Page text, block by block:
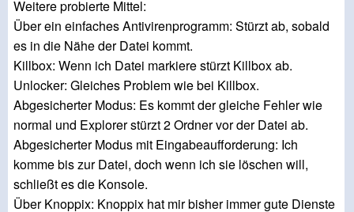
Weitere probierte Mittel:
Über ein einfaches Antivirenprogramm: Stürzt ab, sobald
es in die Nähe der Datei kommt.
Killbox: Wenn ich Datei markiere stürzt Killbox ab.
Unlocker: Gleiches Problem wie bei Killbox.
Abgesicherter Modus: Es kommt der gleiche Fehler wie
normal und Explorer stürzt 2 Ordner vor der Datei ab.
Abgesicherter Modus mit Eingabeaufforderung: Ich
komme bis zur Datei, doch wenn ich sie löschen will,
schließt es die Konsole.
Über Knoppix: Knoppix hat mir bisher immer gute Dienste